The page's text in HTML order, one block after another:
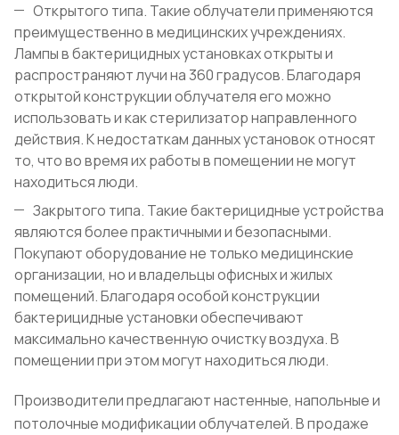
Открытого типа. Такие облучатели применяются
преимущественно в медицинских учреждениях.
Лампы в бактерицидных установках открыты и
распространяют лучи на 360 градусов. Благодаря
открытой конструкции облучателя его можно
использовать и как стерилизатор направленного
действия. К недостаткам данных установок относят
то, что во время их работы в помещении не могут
находиться люди.
Закрытого типа. Такие бактерицидные устройства
являются более практичными и безопасными.
Покупают оборудование не только медицинские
организации, но и владельцы офисных и жилых
помещений. Благодаря особой конструкции
бактерицидные установки обеспечивают
максимально качественную очистку воздуха. В
помещении при этом могут находиться люди.
Производители предлагают настенные, напольные и
потолочные модификации облучателей. В продаже